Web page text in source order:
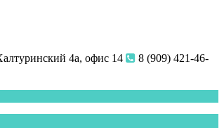
4а, офис 14
8 (909) 421-46-